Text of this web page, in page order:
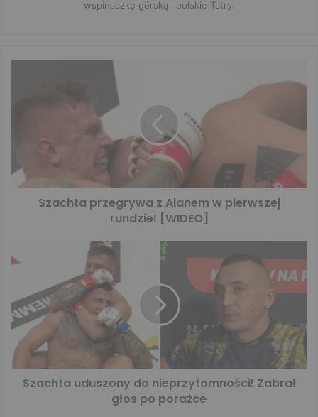
wspinaczkę górską i polskie Tatry.
Szachta przegrywa z Alanem w pierwszej
rundzie! [WIDEO]
Szachta uduszony do nieprzytomności! Zabrał
głos po porażce